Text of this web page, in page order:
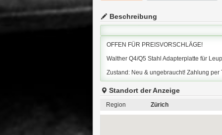
Beschreibung
OFFEN FÜR PREISVORSCHLÄGE!
Walther Q4/Q5 Stahl Adapterplatte für
Zustand: Neu & ungebraucht! Zahlung per
Standort der Anzeige
Region Zürich